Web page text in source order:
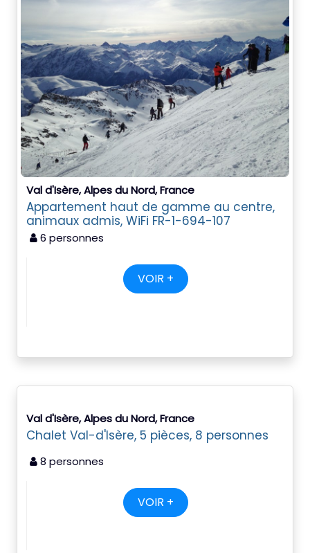
Val d'Isère, Alpes du Nord, France
Appartement haut de gamme au centre,
animaux admis, WiFi FR-1-694-107
6 personnes
VOIR +
Val d'Isère, Alpes du Nord, France
Chalet Val-d'Isère, 5 pièces, 8 personnes
8 personnes
VOIR +